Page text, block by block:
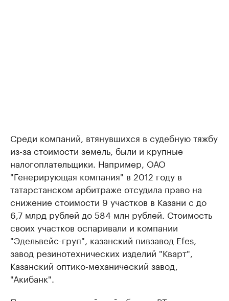
Среди компаний, втянувшихся в судебную тяжбу
из-за стоимости земель, были и крупные
налогоплательщики. Например, ОАО
"Генерирующая компания" в 2012 году в
татарстанском арбитраже отсудила право на
снижение стоимости 9 участков в Казани с до
6,7 млрд рублей до 584 млн рублей. Стоимость
своих участков оспаривали и компании
"Эдельвейс-груп", казанский пивзавод Efes,
завод резинотехнических изделий "Кварт",
Казанский оптико-механический завод,
"Акибанк".